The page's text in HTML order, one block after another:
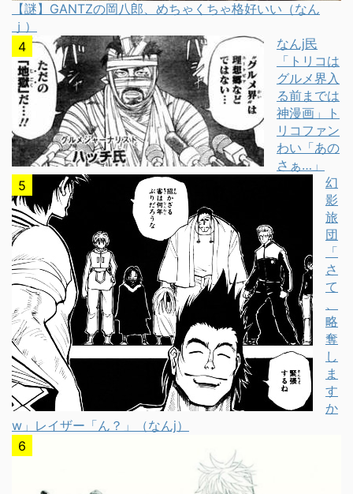
【謎】GANTZの岡八郎、めちゃくちゃ格好いい（なん
ｊ）
なんj民
「トリコは
グルメ界入
る前までは
神漫画」ト
リコファン
わい「あの
さぁ…」
幻
影
旅
団
「
さ
て
、
略
奪
し
ま
す
か
w」レイザー「ん？」（なんj）